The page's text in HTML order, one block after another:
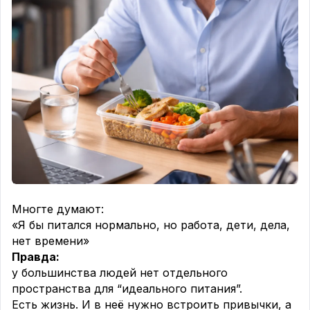
Это полезный стресс.
Он тренирует организм и повышает устойчивость
- при одном условии: за напряжением следует
восстановление.
Где начинается проблема
Проблема не в самом кортизоле, а в его
хроническом избытке.
Когда стресс не прекращается - дедлайны,
тревога, недосып, конфликты, постоянная
информационная нагрузка - кортизол перестаёт
работать по расписанию. Он держится высоким
слишком долго. Тело думает, что угроза не
Что происходит дальше:
Пищеварение угнетается - организм решает, что
сейчас не время переваривать еду
Иммунная система тормозит - не время болеть,
надо выживать
Репродуктивная функция снижается - не время
Многте думают:
«Я бы питался нормально, но работа, дети, дела,
нет времени»
Правда:
у большинства людей нет отдельного
пространства для “идеального питания”.
Есть жизнь. И в неё нужно встроить привычки, а